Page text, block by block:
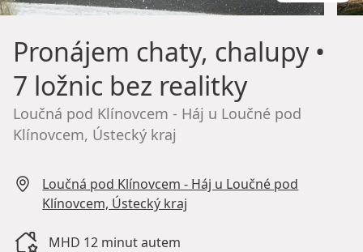
Pronájem chaty, chalupy•
7 ložnic bez realitky
Loučná pod Klínovcem - Háj u Loučné pod
Klínovcem, Ústecký kraj
Loučná pod Klínovcem - Háj u Loučné pod
Klínovcem, Ústecký kraj
MHD 12 minut autem